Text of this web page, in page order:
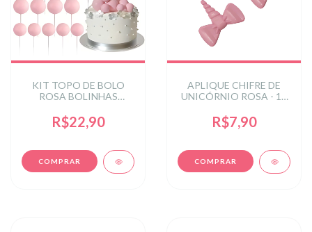
KIT TOPO DE BOLO
ROSA BOLINHAS
UN - ROSA
R$22,90
APLIQUE CHIFRE DE
UNICÓRNIO ROSA - 10
R$7,90